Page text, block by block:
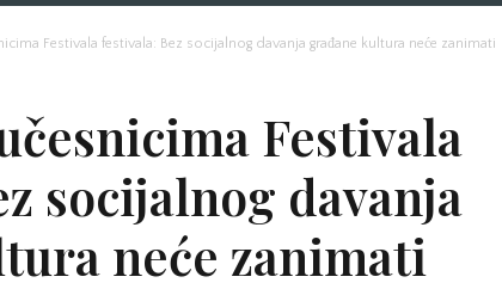
Festivala festivala: Bez socijalnog davanja građane kultura neće zanimati
Festivala
socijalnog davanja
neće zanimati